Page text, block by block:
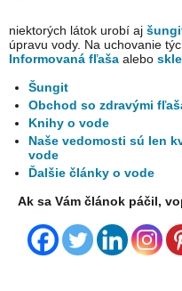
niektorých látok urobí aj
úpravu vody. Na uchovanie
Informovaná fľaša alebo
Šungit
Obchod so zdravými
Knihy o vode
Naše vedomosti sú len
vode
Ďalšie články o vode
Ak sa Vám článok páčil,